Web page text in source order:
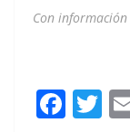
Con información
F T